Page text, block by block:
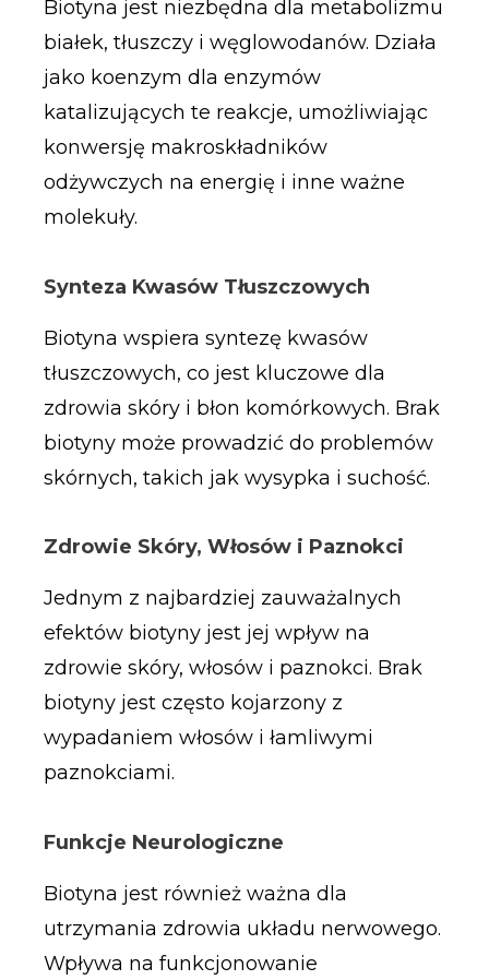
Biotyna jest niezbędna dla metabolizmu
białek, tłuszczy i węglowodanów. Działa
jako koenzym dla enzymów
katalizujących te reakcje, umożliwiając
konwersję makroskładników
odżywczych na energię i inne ważne
molekuły.
Synteza Kwasów Tłuszczowych
Biotyna wspiera syntezę kwasów
tłuszczowych, co jest kluczowe dla
zdrowia skóry i błon komórkowych. Brak
biotyny może prowadzić do problemów
skórnych, takich jak wysypka i suchość.
Zdrowie Skóry, Włosów i Paznokci
Jednym z najbardziej zauważalnych
efektów biotyny jest jej wpływ na
zdrowie skóry, włosów i paznokci. Brak
biotyny jest często kojarzony z
wypadaniem włosów i łamliwymi
paznokciami.
Funkcje Neurologiczne
Biotyna jest również ważna dla
utrzymania zdrowia układu nerwowego.
Wpływa na funkcjonowanie